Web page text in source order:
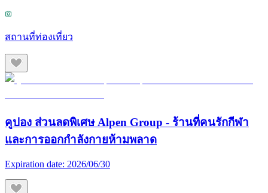
สถานที่ท่องเที่ยว
คูปอง ส่วนลดพิเศษ Alpen Group - ร้านที่คนรักกีฬา
และการออกกำลังกายห้ามพลาด
Expiration date: 2026/06/30